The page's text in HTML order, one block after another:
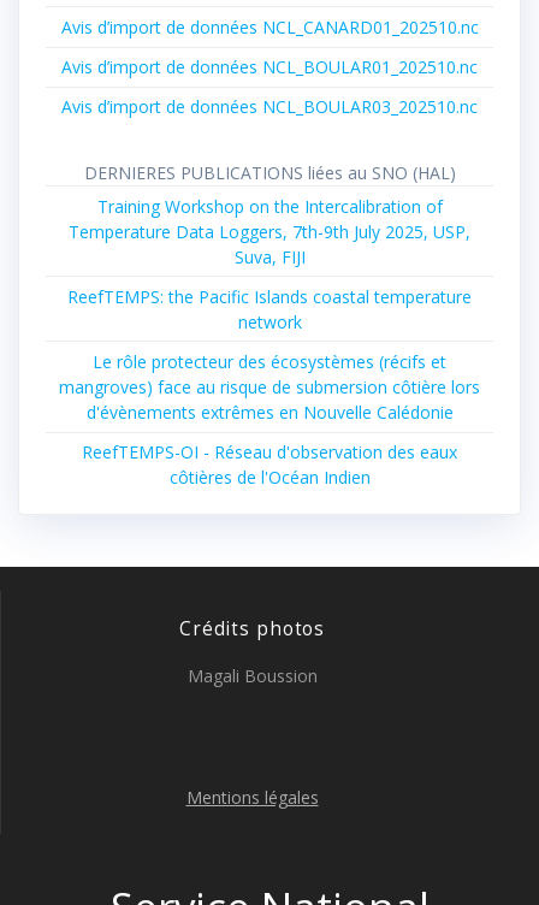
Avis d’import de données NCL_CANARD01_202510.nc
Avis d’import de données NCL_BOULAR01_202510.nc
Avis d’import de données NCL_BOULAR03_202510.nc
DERNIERES PUBLICATIONS liées au SNO (HAL)
Training Workshop on the Intercalibration of
Temperature Data Loggers, 7th-9th July 2025, USP,
Suva, FIJI
ReefTEMPS: the Pacific Islands coastal temperature
network
Le rôle protecteur des écosystèmes (récifs et
mangroves) face au risque de submersion côtière lors
d'évènements extrêmes en Nouvelle Calédonie
ReefTEMPS-OI - Réseau d'observation des eaux
côtières de l'Océan Indien
Crédits photos
Magali Boussion
Mentions légales